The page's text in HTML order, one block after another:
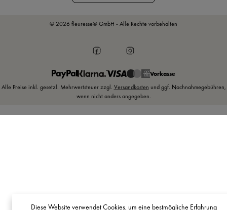
© 2026 fleuresse® GmbH - Alle Rechte vorbehalten
Vorkasse
Alle Preise inkl. gesetzl. Mehrwertsteuer zzgl. Versandkosten und ggf. Nachnahmegebühren,
wenn nicht anders angegeben.
Diese Website verwendet Cookies, um eine bestmögliche Erfahrung